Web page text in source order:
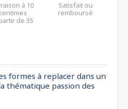
à 10
centimes
de 35
Satisfait ou
remboursé
formes à replacer dans un
thématique passion des